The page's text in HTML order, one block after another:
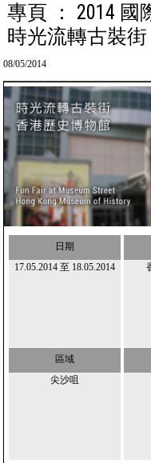
專頁 ： 2014 國
時光流轉古裝
08/05/2014
日期
17.05.2014至 18.05.2014
區域
尖沙咀